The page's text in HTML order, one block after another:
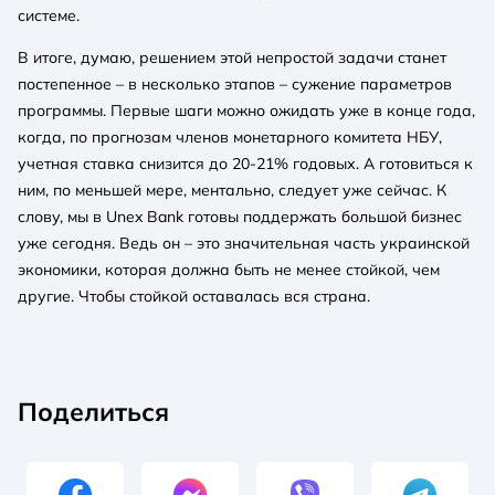
системе.
В итоге, думаю, решением этой непростой задачи станет
постепенное – в несколько этапов – сужение параметров
программы. Первые шаги можно ожидать уже в конце года,
когда, по прогнозам членов монетарного комитета НБУ,
учетная ставка снизится до 20-21% годовых. А готовиться к
ним, по меньшей мере, ментально, следует уже сейчас. К
слову, мы в Unex Bank готовы поддержать большой бизнес
уже сегодня. Ведь он – это значительная часть украинской
экономики, которая должна быть не менее стойкой, чем
другие. Чтобы стойкой оставалась вся страна.
Поделиться